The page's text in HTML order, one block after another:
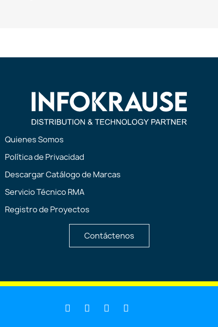
Quienes Somos
Política de Privacidad
Descargar Catálogo de Marcas
Servicio Técnico RMA
Registro de Proyectos
Contáctenos